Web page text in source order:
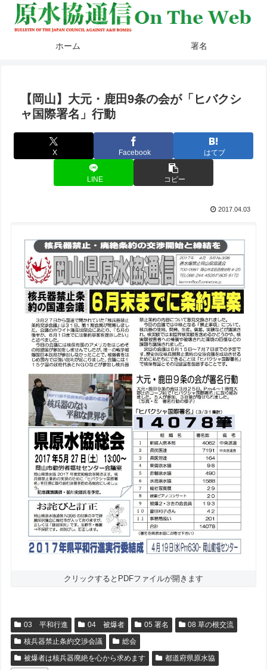
ホーム 署名
【岡山】大元・鹿田9条の会が「ヒバクシ
ャ国際署名」行動
X Facebook はてブ
LINE コピー
2017.04.03
クリックするとPDFファイルが開きます
03 平和行進 04 被爆者 05 署名
08 草の根交流
核兵器禁止条約交渉会議
総会
被爆者は核兵器廃絶を心から求めます
都道府県原水協